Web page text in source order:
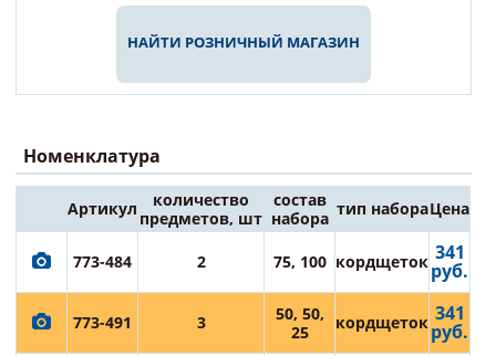
НАЙТИ РОЗНИЧНЫЙ МАГАЗИН
Номенклатура
Артикул
количество
предметов, шт
состав
набора тип набораЦена
773-484 2 75, 100 кордщеток 341
руб.
773-491 3
50, 50,
25
кордщеток 341
руб.